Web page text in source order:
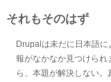
それもそのはず
Drupalは未だに日本語
報がなかなか見つけら
ら、本題が解決しない